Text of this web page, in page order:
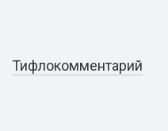
Тифлокомментарий